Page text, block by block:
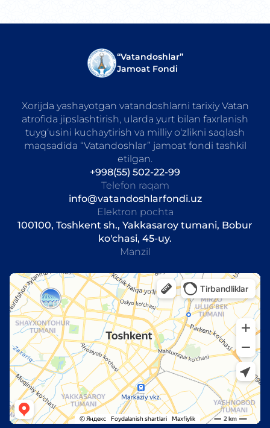
“Vatandoshlar”
Jamoat Fondi
Xorijda yashayotgan vatandoshlarni tarixiy Vatan
atrofida jipslashtirish, ularda yurt bilan faxrlanish
tuyg‘usini kuchaytirish va milliy o‘zlikni saqlash
maqsadida “Vatandoshlar” jamoat fondi tashkil
etilgan.
+998(55) 502-22-99
Telefon raqam
info@vatandoshlarfondi.uz
Elektron pochta
100100, Toshkent sh., Yakkasaroy tumani, Bobur
ko'chasi, 45-uy.
Manzil